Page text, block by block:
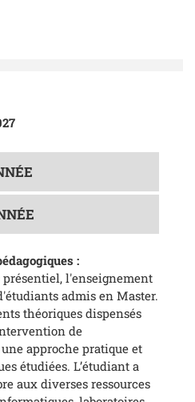
:
l'enseignement
admis en Master.
théoriques dispensés
de
approche pratique et
étudiées. L’étudiant a
aux diverses ressources